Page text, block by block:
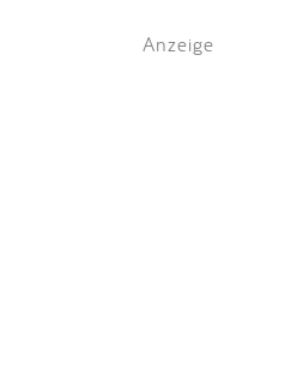
Anzeige